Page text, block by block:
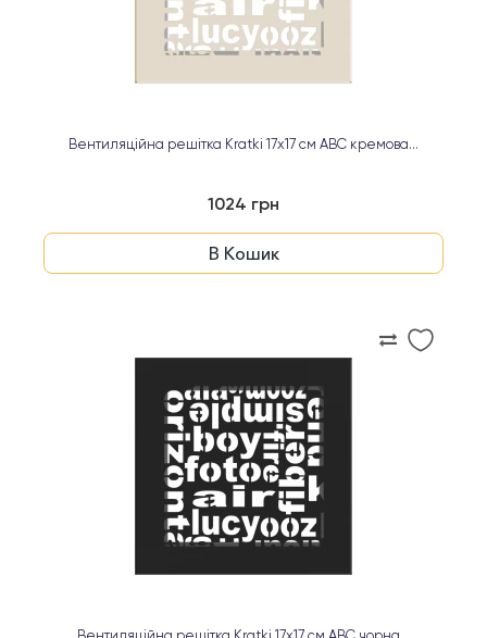
Вентиляційна решітка Kratki 17х17 см ABC кремова...
1024 грн
В Кошик